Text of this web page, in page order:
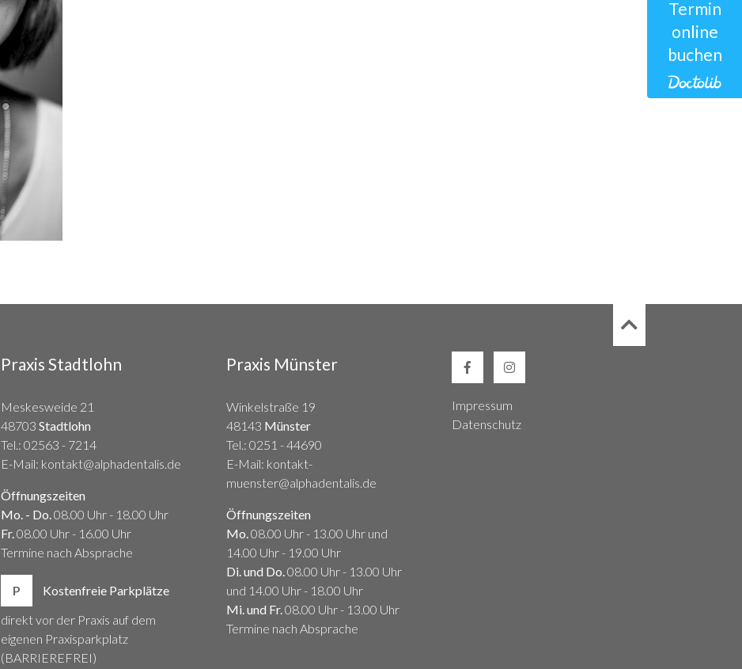
Praxis Stadtlohn
Meskesweide 21
48703 Stadtlohn
Tel.: 02563 - 7214
E-Mail: kontakt@alphadentalis.de
Öffnungszeiten
Mo. - Do.08.00 Uhr - 18.00 Uhr
Fr.08.00 Uhr - 16.00 Uhr
Termine nach Absprache
P
Kostenfreie Parkplätze
direkt vor der Praxis auf dem
eigenen Praxisparkplatz
(BARRIEREFREI)
Praxis Münster
Winkelstraße 19
48143 Münster
Tel.: 0251 - 44690
E-Mail: kontakt-
muenster@alphadentalis.de
Öffnungszeiten
Mo.08.00 Uhr - 13.00 Uhr und
14.00 Uhr - 19.00 Uhr
Di. und Do.08.00 Uhr - 13.00 Uhr
und 14.00 Uhr - 18.00 Uhr
Mi. und Fr.08.00 Uhr - 13.00 Uhr
Termine nach Absprache
Impressum
Datenschutz
Termin
online
buchen